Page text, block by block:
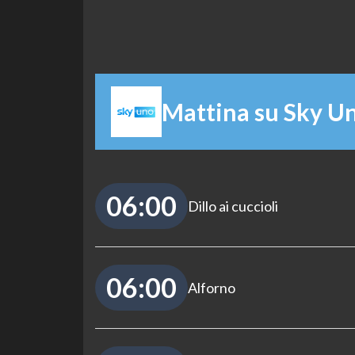
Mattina su Sky
06:00 Dillo ai cuccioli
06:00 Alforno